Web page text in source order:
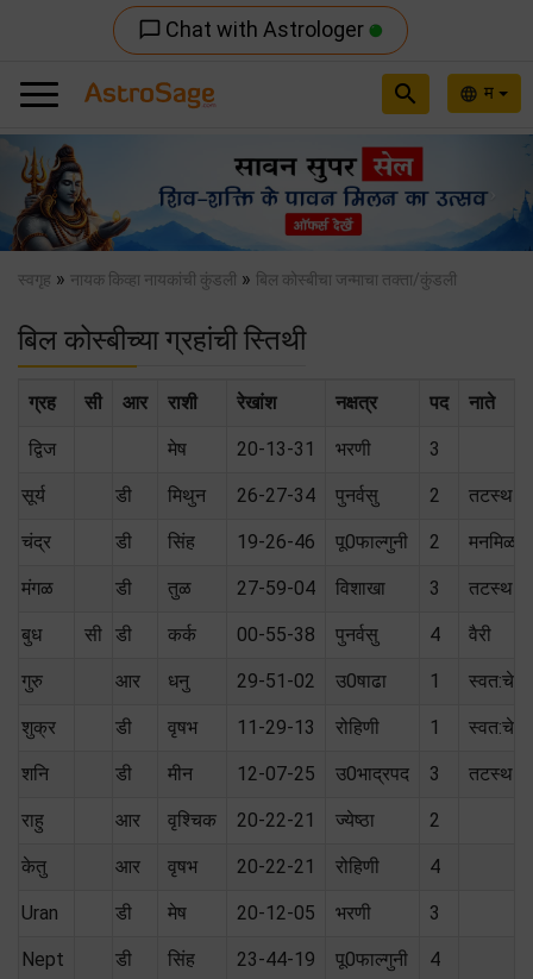
chat_bubble_outline Chat with Astrologer
language म
search
Previous
स्वगृह » नायक किव्हा नायकांची कुंडली » बिल कोस्बीचा जन्माचा तक्ता/कुंडली
बिल कोस्बीच्या ग्रहांची स्तिथी
ग्रह सी आर राशी रेखांश नक्षत्र पद नाते
द्विज मेष 20-13-31 भरणी 3
सूर्य डी मिथुन 26-27-34 पुनर्वसु 2 तटस्थ
चंद्र डी सिंह 19-26-46 पू0फाल्गुनी 2
मंगळ डी तुळ 27-59-04 विशाखा 3 तटस्थ
बुध सी डी कर्क 00-55-38 पुनर्वसु 4 वैरी
गुरु आर धनु 29-51-02 उ0षाढा 1 स्वत:चे
शुक्र डी वृषभ 11-29-13 रोहिणी 1 स्वत:चे
शनि डी मीन 12-07-25 उ0भाद्रपद 3 तटस्थ
राहु आर वृश्चिक 20-22-21 ज्येष्ठा 2
केतु आर वृषभ 20-22-21 रोहिणी 4
Uran डी मेष 20-12-05 भरणी 3
Nept डी सिंह 23-44-19 पू0फाल्गुनी 4